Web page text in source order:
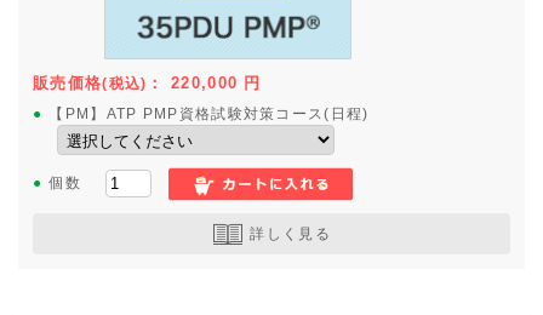
販売価格(税込) ：220,000 円
● 【PM】ATP PMP資格試験対策コース(日程)
● 個数
詳しく見る